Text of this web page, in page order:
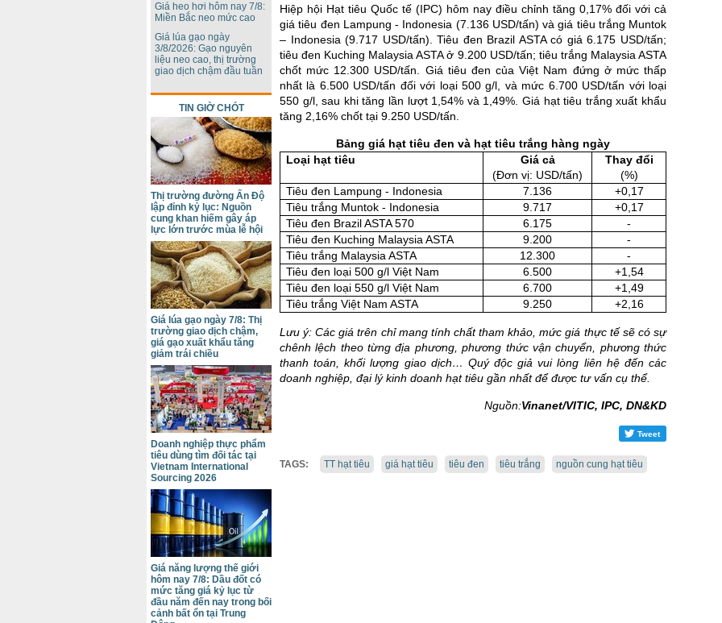
Hiệp hội Hạt tiêu Quốc tế (IPC) hôm nay điều chỉnh tăng 0,17% đối với cả
giá tiêu đen Lampung - Indonesia (7.136 USD/tấn) và giá tiêu trắng Muntok
– Indonesia (9.717 USD/tấn). Tiêu đen Brazil ASTA có giá 6.175 USD/tấn;
tiêu đen Kuching Malaysia ASTA ở 9.200 USD/tấn; tiêu trắng Malaysia ASTA
chốt mức 12.300 USD/tấn. Giá tiêu đen của Việt Nam đứng ở mức thấp
nhất là 6.500 USD/tấn đối với loại 500 g/l, và mức 6.700 USD/tấn với loại
550 g/l, sau khi tăng lần lượt 1,54% và 1,49%. Giá hạt tiêu trắng xuất khẩu
tăng 2,16% chốt tại 9.250 USD/tấn.
Bảng giá hạt tiêu đen và hạt tiêu trắng hàng ngày
Loại hạt tiêu
Giá cả
(Đơn vị: USD/tấn)
Thay đổi
(%)
Tiêu đen Lampung - Indonesia
7.136
+0,17
Tiêu trắng Muntok - Indonesia
9.717
+0,17
Tiêu đen Brazil ASTA 570
6.175
-
Tiêu đen Kuching Malaysia ASTA
9.200
-
Tiêu trắng Malaysia ASTA
12.300
-
Tiêu đen loại 500 g/l Việt Nam
6.500
+1,54
Tiêu đen loại 550 g/l Việt Nam
6.700
+1,49
Tiêu trắng Việt Nam ASTA
9.250 +2,16
Lưu ý: Các giá trên chỉ mang tính chất tham khảo, mức giá thực tế sẽ có sự
chênh lệch theo từng địa phương, phương thức vận chuyển, phương thức
thanh toán, khối lượng giao dịch… Quý độc giả vui lòng liên hệ đến các
doanh nghiệp, đại lý kinh doanh hạt tiêu gần nhất để được tư vấn cụ thể.
Nguồn:Vinanet/VITIC, IPC, DN&KD
Tweet
TAGS: TT hạt tiêu giá hạt tiêu tiêu đen tiêu trắng nguồn cung hạt tiêu
Giá heo hơi hôm nay 7/8:
Miền Bắc neo mức cao
Giá lúa gạo ngày
3/8/2026: Gạo nguyên
liệu neo cao, thị trường
giao dịch chậm đầu tuần
TIN GIỜ CHÓT
Thị trường đường Ấn Độ
lập đỉnh kỷ lục: Nguồn
cung khan hiếm gây áp
lực lớn trước mùa lễ hội
Giá lúa gạo ngày 7/8: Thị
trường giao dịch chậm,
giá gạo xuất khẩu tăng
giảm trái chiều
Doanh nghiệp thực phẩm
tiêu dùng tìm đối tác tại
Vietnam International
Sourcing 2026
Giá năng lượng thế giới
hôm nay 7/8: Dầu đốt có
mức tăng giá kỷ lục từ
đầu năm đến nay trong bối
cảnh bất ổn tại Trung